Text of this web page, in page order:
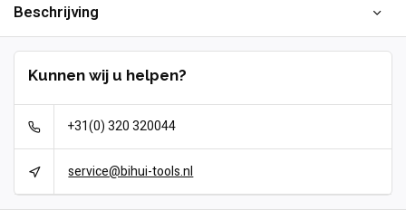
Beschrijving
Kunnen wij u helpen?
+31(0) 320 320044
service@bihui-tools.nl